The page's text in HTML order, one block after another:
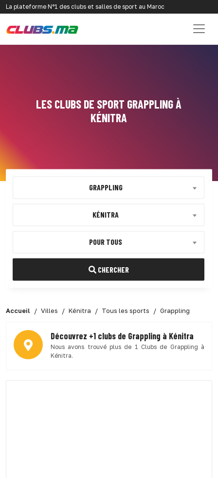
La plateforme N°1 des clubs et salles de sport au Maroc
LES CLUBS DE SPORT GRAPPLING À
KÉNITRA
GRAPPLING
KÉNITRA
POUR TOUS
CHERCHER
Accueil Villes Kénitra Tous les sports Grappling
Découvrez +1 clubs de Grappling à Kénitra
Nous avons trouvé plus de 1 Clubs de Grappling à
Kénitra.